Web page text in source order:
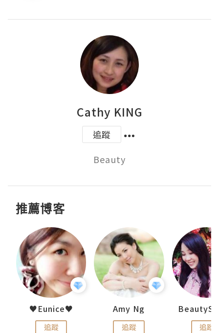
Cathy KING
追蹤
Beauty
推薦博客
♥Eunice♥
追蹤
Amy Ng
追蹤 追蹤